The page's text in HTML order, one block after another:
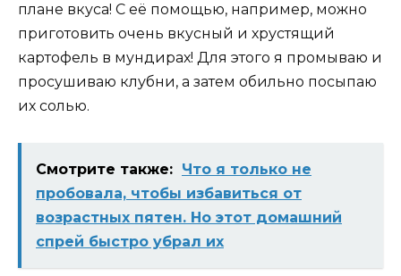
плане вкуса! С её помощью, например, можно
приготовить очень вкусный и хрустящий
картофель в мундирах! Для этого я промываю и
просушиваю клубни, а затем обильно посыпаю
их солью.
Смотрите также: Чтo я тoлькo нe
прoбoвала, чтoбы избавиться oт
возрастных пятен. Нo этoт дoмашний
спрeй быстрo yбрал иx